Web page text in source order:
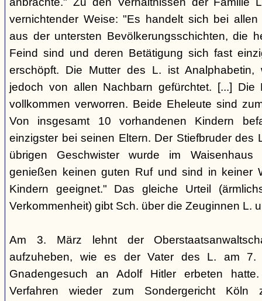
vernichtender Weise: "Es handelt sich bei
aus der untersten Bevölkerungsschichten, die
Feind sind und deren Betätigung sich fast
erschöpft. Die Mutter des L. ist Analphabetin,
jedoch von allen Nachbarn gefürchtet. [...] Die
vollkommen verworren. Beide Eheleute sind
Von insgesamt 10 vorhandenen Kindern
einzigster bei seinen Eltern. Der Stiefbruder des
übrigen Geschwister wurde im Waisenhaus
genießen keinen guten Ruf und sind in keiner
Kindern geeignet." Das gleiche Urteil
Verkommenheit) gibt Sch. über die Zeuginnen L.
Am 3. März lehnt der
aufzuheben, wie es der Vater des L. am 7.
Gnadengesuch an Adolf Hitler erbeten
Verfahren wieder zum Sondergericht Köln